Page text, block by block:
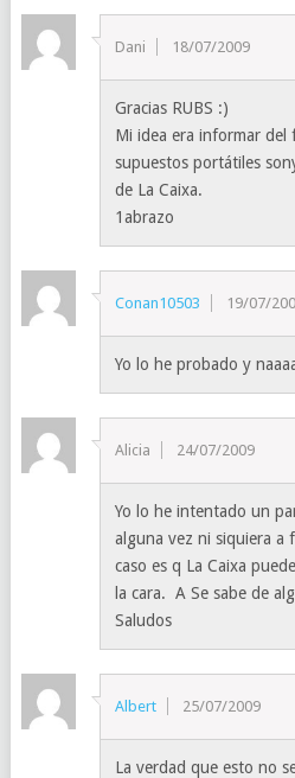
Dani 18/07/2009
Gracias RUBS :)
Mi idea era informar del
supuestos portátiles
de La Caixa.
1abrazo
Conan10503 19/07/
Yo lo he probado y
Alicia 24/07/2009
Yo lo he intentado un
alguna vez ni siquiera a
caso es q La Caixa
la cara. A Se sabe de
Saludos
Albert 25/07/2009
La verdad que esto no